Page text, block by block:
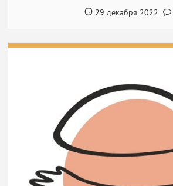
29 декабря 2022